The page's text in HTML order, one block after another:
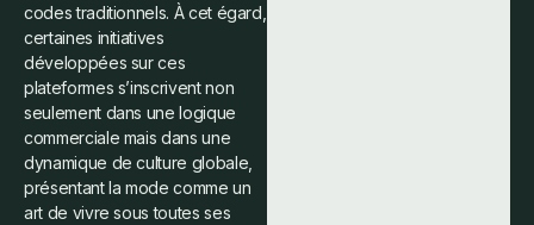
codes traditionnels. À cet égard,
certaines initiatives
développées sur ces
plateformes s’inscrivent non
seulement dans une logique
commerciale mais dans une
dynamique de culture globale,
présentant la mode comme un
art de vivre sous toutes ses